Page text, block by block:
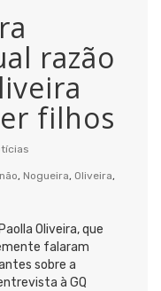
razão
filhos
não, Nogueira, Oliveira,
Oliveira, que
falaram
sobre a
à GQ